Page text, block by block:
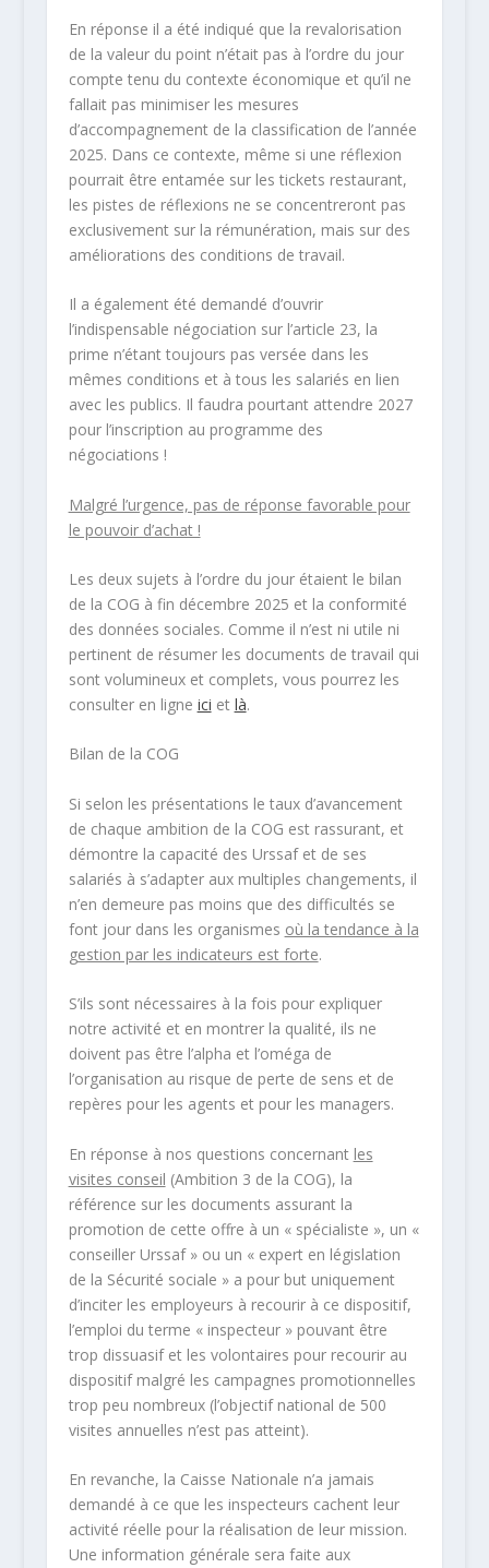
En réponse il a été indiqué que la revalorisation
de la valeur du point n’était pas à l’ordre du jour
compte tenu du contexte économique et qu’il ne
fallait pas minimiser les mesures
d’accompagnement de la classification de l’année
2025. Dans ce contexte, même si une réflexion
pourrait être entamée sur les tickets restaurant,
les pistes de réflexions ne se concentreront pas
exclusivement sur la rémunération, mais sur des
améliorations des conditions de travail.
Il a également été demandé d’ouvrir
l’indispensable négociation sur l’article 23, la
prime n’étant toujours pas versée dans les
mêmes conditions et à tous les salariés en lien
avec les publics. Il faudra pourtant attendre 2027
pour l’inscription au programme des
négociations !
Malgré l’urgence, pas de réponse favorable pour
le pouvoir d’achat !
Les deux sujets à l’ordre du jour étaient le bilan
de la COG à fin décembre 2025 et la conformité
des données sociales. Comme il n’est ni utile ni
pertinent de résumer les documents de travail qui
sont volumineux et complets, vous pourrez les
consulter en ligne ici et là.
Bilan de la COG
Si selon les présentations le taux d’avancement
de chaque ambition de la COG est rassurant, et
démontre la capacité des Urssaf et de ses
salariés à s’adapter aux multiples changements, il
n’en demeure pas moins que des difficultés se
font jour dans les organismes où la tendance à la
gestion par les indicateurs est forte.
S’ils sont nécessaires à la fois pour expliquer
notre activité et en montrer la qualité, ils ne
doivent pas être l’alpha et l’oméga de
l’organisation au risque de perte de sens et de
repères pour les agents et pour les managers.
En réponse à nos questions concernant les
visites conseil (Ambition 3 de la COG), la
référence sur les documents assurant la
promotion de cette offre à un « spécialiste », un «
conseiller Urssaf » ou un « expert en législation
de la Sécurité sociale » a pour but uniquement
d’inciter les employeurs à recourir à ce dispositif,
l’emploi du terme « inspecteur » pouvant être
trop dissuasif et les volontaires pour recourir au
dispositif malgré les campagnes promotionnelles
trop peu nombreux (l’objectif national de 500
visites annuelles n’est pas atteint).
En revanche, la Caisse Nationale n’a jamais
demandé à ce que les inspecteurs cachent leur
activité réelle pour la réalisation de leur mission.
Une information générale sera faite aux